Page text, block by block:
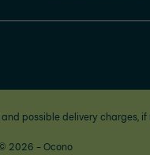
possible delivery charges,
2026 - Ocono